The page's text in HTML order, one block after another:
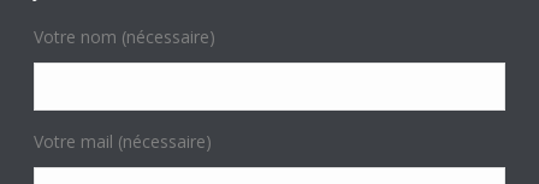
Votre nom (nécessaire)
Votre mail (nécessaire)